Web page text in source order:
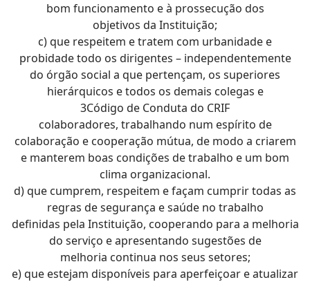
bom funcionamento e à prossecução dos
objetivos da Instituição;
c) que respeitem e tratem com urbanidade e
probidade todo os dirigentes – independentemente
do órgão social a que pertençam, os superiores
hierárquicos e todos os demais colegas e
3Código de Conduta do CRIF
colaboradores, trabalhando num espírito de
colaboração e cooperação mútua, de modo a criarem
e manterem boas condições de trabalho e um bom
clima organizacional.
d) que cumprem, respeitem e façam cumprir todas as
regras de segurança e saúde no trabalho
definidas pela Instituição, cooperando para a melhoria
do serviço e apresentando sugestões de
melhoria continua nos seus setores;
e) que estejam disponíveis para aperfeiçoar e atualizar